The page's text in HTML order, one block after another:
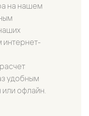
на нашем
интернет-
удобным
офлайн.